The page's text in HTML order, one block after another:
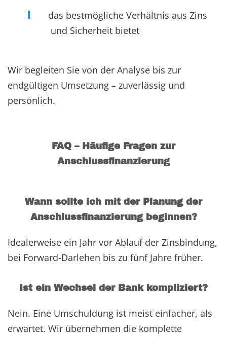
das bestmögliche Verhältnis aus Zins
und Sicherheit bietet
Wir begleiten Sie von der Analyse bis zur
endgültigen Umsetzung – zuverlässig und
persönlich.
FAQ – Häufige Fragen zur
Anschlussfinanzierung
Wann sollte ich mit der Planung der
Anschlussfinanzierung beginnen?
Idealerweise ein Jahr vor Ablauf der Zinsbindung,
bei Forward-Darlehen bis zu fünf Jahre früher.
Ist ein Wechsel der Bank kompliziert?
Nein. Eine Umschuldung ist meist einfacher, als
erwartet. Wir übernehmen die komplette